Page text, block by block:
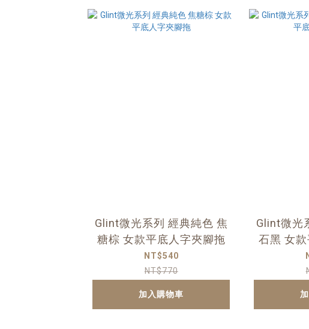
Glint微光系列 經典純色 焦
糖棕 女款平底人字夾腳拖
NT$540
NT$770
加入購物車
Glint微光
石黑 女